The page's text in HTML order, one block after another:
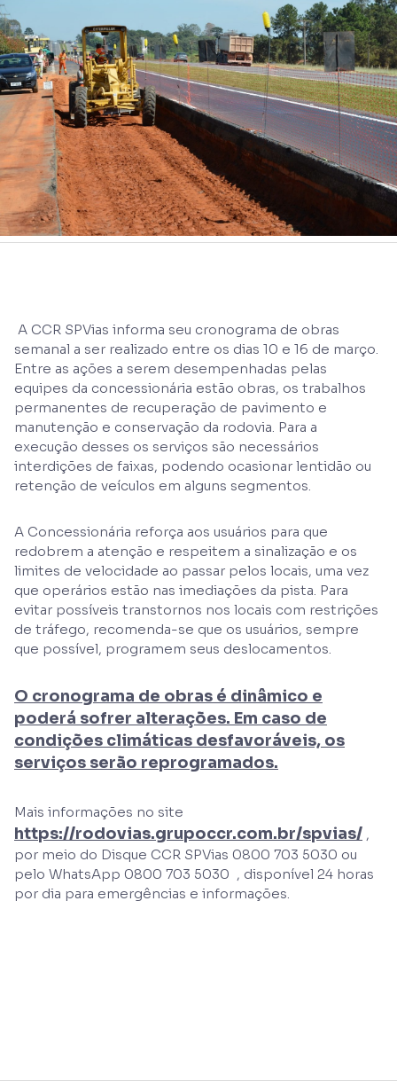
A CCR SPVias informa seu cronograma de obras
semanal a ser realizado entre os dias 10 e 16 de março.
Entre as ações a serem desempenhadas pelas
equipes da concessionária estão obras, os trabalhos
permanentes de recuperação de pavimento e
manutenção e conservação da rodovia. Para a
execução desses os serviços são necessários
interdições de faixas, podendo ocasionar lentidão ou
retenção de veículos em alguns segmentos.
A Concessionária reforça aos usuários para que
redobrem a atenção e respeitem a sinalização e os
limites de velocidade ao passar pelos locais, uma vez
que operários estão nas imediações da pista. Para
evitar possíveis transtornos nos locais com restrições
de tráfego, recomenda-se que os usuários, sempre
que possível, programem seus deslocamentos.
O cronograma de obras é dinâmico e
poderá sofrer alterações. Em caso de
condições climáticas desfavoráveis, os
serviços serão reprogramados.
Mais informações no site
https://rodovias.grupoccr.com.br/spvias/ ,
por meio do Disque CCR SPVias 0800 703 5030 ou
pelo WhatsApp 0800 703 5030 , disponível 24 horas
por dia para emergências e informações.